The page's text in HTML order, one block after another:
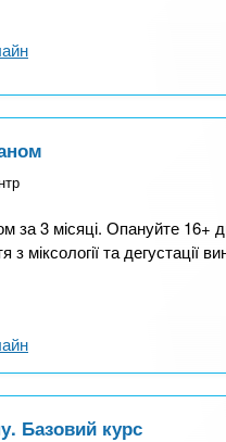
за 3 місяці. Опануйте 16+
з міксології та дегустації
Базовий курс